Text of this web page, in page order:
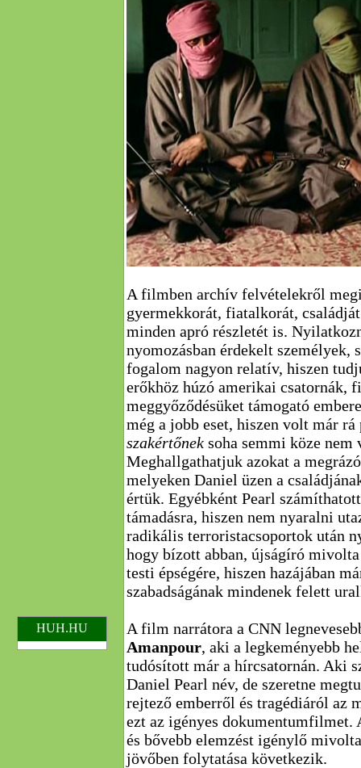
A filmben archív felvételekről
gyermekkorát, fiatalkorát,
minden apró részletét is.
nyomozásban érdekelt személyek,
fogalom nagyon relatív, hiszen
erőkhöz húzó amerikai csatornák,
meggyőződésüket támogató
még a jobb eset, hiszen volt már rá
szakértőnek soha semmi köze nem
Meghallgathatjuk azokat a
melyeken Daniel üzen a
értük. Egyébként Pearl
támadásra, hiszen nem nyaralni
radikális terroristacsoportok után
hogy bízott abban, újságíró
testi épségére, hiszen hazájában
szabadságának mindenek felett
A film narrátora a CNN
Amanpour, aki a legkeményebb
tudósított már a hírcsatornán. Aki
Daniel Pearl név, de szeretne
rejtező emberről és tragédiáról az
ezt az igényes dokumentumfilmet.
és bővebb elemzést igénylő
jövőben folytatása következik.
HUH.HU